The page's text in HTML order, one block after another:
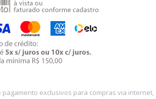
pagamento exclusivos para compras via internet,